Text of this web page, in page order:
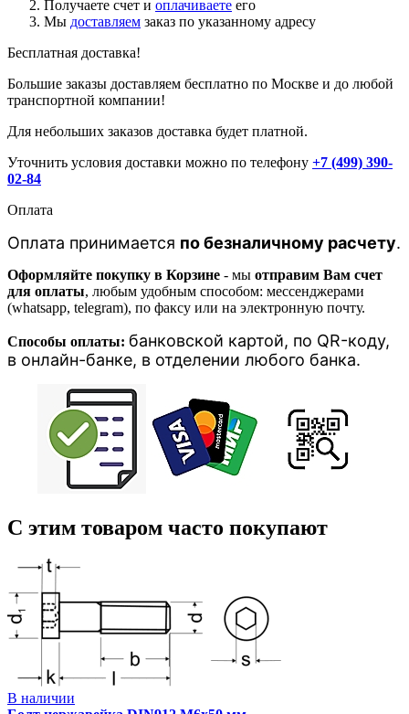
Получаете счет и оплачиваете его
Мы доставляем заказ по указанному адресу
Бесплатная доставка!
Большие заказы доставляем бесплатно по Москве и до любой
транспортной компании!
Для небольших заказов доставка будет платной.
Уточнить условия доставки можно по телефону +7 (499) 390-
02-84
Оплата
Оплата принимается по безналичному расчету.
Оформляйте покупку в Корзине - мы отправим Вам счет
для оплаты, любым удобным способом: мессенджерами
(whatsapp, telegram), по факсу или на электронную почту.
Способы оплаты: банковской картой, по QR-коду,
в онлайн-банке, в отделении любого банка.
С этим товаром часто покупают
В наличии